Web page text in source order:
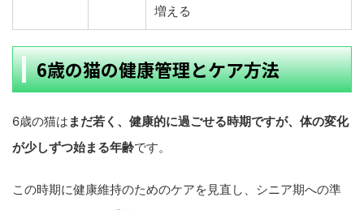
増える
6歳の猫の健康管理とケア方法
6歳の猫は まだ若く、健康的に過ごせる時期ですが、体の変化
が少しずつ始まる年齢です。
この時期に健康維持のためのケアを見直し、シニア期への準